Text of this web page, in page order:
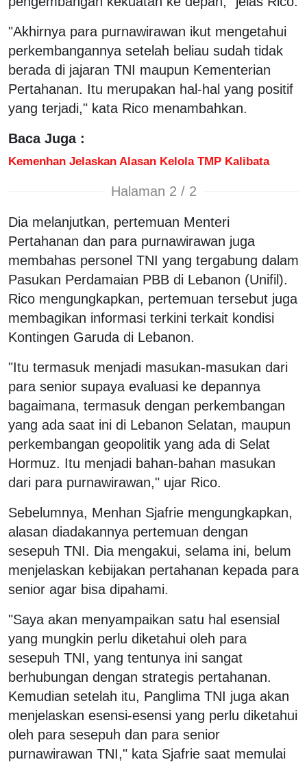
"Akhirnya para purnawirawan ikut mengetahui
perkembangannya setelah beliau sudah tidak
berada di jajaran TNI maupun Kementerian
Pertahanan. Itu merupakan hal-hal yang positif
yang terjadi," kata Rico menambahkan.
Baca Juga :
Kemenhan Jelaskan Alasan Kelola TMP Kalibata
Halaman 2 / 2
Dia melanjutkan, pertemuan Menteri
Pertahanan dan para purnawirawan juga
membahas personel TNI yang tergabung dalam
Pasukan Perdamaian PBB di Lebanon (Unifil).
Rico mengungkapkan, pertemuan tersebut juga
membagikan informasi terkini terkait kondisi
Kontingen Garuda di Lebanon.
"Itu termasuk menjadi masukan-masukan dari
para senior supaya evaluasi ke depannya
bagaimana, termasuk dengan perkembangan
yang ada saat ini di Lebanon Selatan, maupun
perkembangan geopolitik yang ada di Selat
Hormuz. Itu menjadi bahan-bahan masukan
dari para purnawirawan," ujar Rico.
Sebelumnya, Menhan Sjafrie mengungkapkan,
alasan diadakannya pertemuan dengan
sesepuh TNI. Dia mengakui, selama ini, belum
menjelaskan kebijakan pertahanan kepada para
senior agar bisa dipahami.
"Saya akan menyampaikan satu hal esensial
yang mungkin perlu diketahui oleh para
sesepuh TNI, yang tentunya ini sangat
berhubungan dengan strategis pertahanan.
Kemudian setelah itu, Panglima TNI juga akan
menjelaskan esensi-esensi yang perlu diketahui
oleh para sesepuh dan para senior
purnawirawan TNI," kata Sjafrie saat memulai